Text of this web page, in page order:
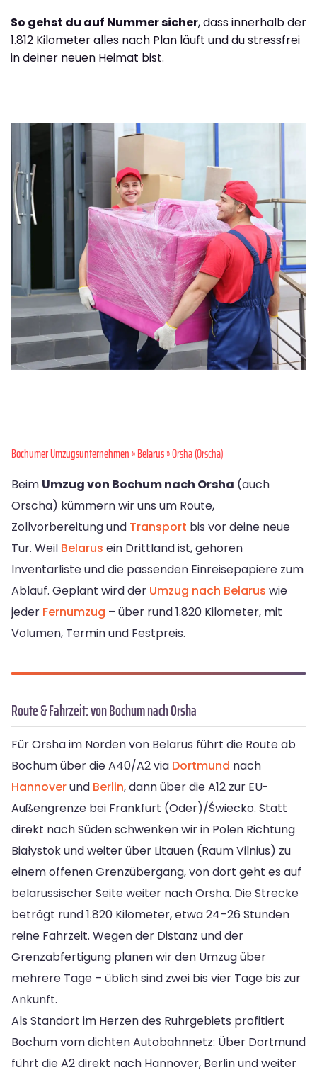
So gehst du auf Nummer sicher, dass innerhalb der
1.812 Kilometer alles nach Plan läuft und du stressfrei
in deiner neuen Heimat bist.
Bochumer Umzugsunternehmen»Belarus» Orsha (Orscha)
Beim Umzug von Bochum nach Orsha (auch
Orscha) kümmern wir uns um Route,
Zollvorbereitung und Transport bis vor deine neue
Tür. Weil Belarus ein Drittland ist, gehören
Inventarliste und die passenden Einreisepapiere zum
Ablauf. Geplant wird der Umzug nach Belarus wie
jeder Fernumzug – über rund 1.820 Kilometer, mit
Volumen, Termin und Festpreis.
Route & Fahrzeit: von Bochum nach Orsha
Für Orsha im Norden von Belarus führt die Route ab
Bochum über die A40/A2 via Dortmund nach
Hannoverund Berlin, dann über die A12 zur EU-
Außengrenze bei Frankfurt (Oder)/Świecko. Statt
direkt nach Süden schwenken wir in Polen Richtung
Białystok und weiter über Litauen (Raum Vilnius) zu
einem offenen Grenzübergang, von dort geht es auf
belarussischer Seite weiter nach Orsha. Die Strecke
beträgt rund 1.820 Kilometer, etwa 24–26 Stunden
reine Fahrzeit. Wegen der Distanz und der
Grenzabfertigung planen wir den Umzug über
mehrere Tage – üblich sind zwei bis vier Tage bis zur
Ankunft.
Als Standort im Herzen des Ruhrgebiets profitiert
Bochum vom dichten Autobahnnetz: Über Dortmund
führt die A2 direkt nach Hannover, Berlin und weiter